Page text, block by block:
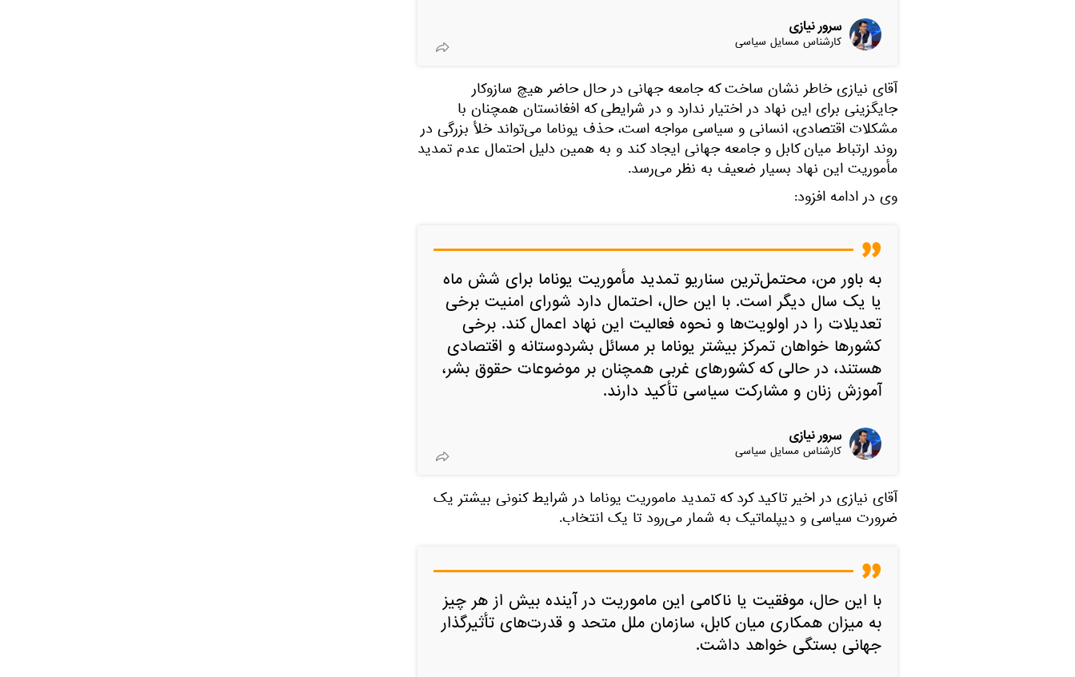
سرور نیازی
کارشناس مسایل سیاسی
آقای نیازی خاطر نشان ساخت که جامعه جهانی در حال حاضر هیچ سازوکار
جایگزینی برای این نهاد در اختیار ندارد و در شرایطی که افغانستان همچنان با
مشکلات اقتصادی، انسانی و سیاسی مواجه است، حذف یوناما می‌تواند خلأ بزرگی در
روند ارتباط میان کابل و جامعه جهانی ایجاد کند و به همین دلیل احتمال عدم تمدید
مأموریت این نهاد بسیار ضعیف به نظر می‌رسد.
وی در ادامه افزود:
به باور من، محتمل‌ترین سناریو تمدید مأموریت یوناما برای شش ماه
یا یک سال دیگر است. با این حال، احتمال دارد شورای امنیت برخی
تعدیلات را در اولویت‌ها و نحوه فعالیت این نهاد اعمال کند. برخی
کشورها خواهان تمرکز بیشتر یوناما بر مسائل بشردوستانه و اقتصادی
هستند، در حالی که کشورهای غربی همچنان بر موضوعات حقوق بشر،
آموزش زنان و مشارکت سیاسی تأکید دارند.
سرور نیازی
کارشناس مسایل سیاسی
آقای نیازی در اخیر تاکید کرد که تمدید ماموریت یوناما در شرایط کنونی بیشتر یک
ضرورت سیاسی و دیپلماتیک به شمار می‌رود تا یک انتخاب.
با این حال، موفقیت یا ناکامی این ماموریت در آینده بیش از هر چیز
به میزان همکاری میان کابل، سازمان ملل متحد و قدرت‌های تأثیرگذار
جهانی بستگی خواهد داشت.